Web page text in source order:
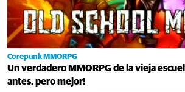
Corepunk MMORPG
Un verdadero MMORPG de la vieja
antes, pero mejor!